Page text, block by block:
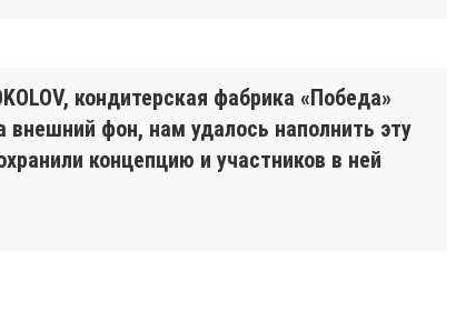
кондитерская фабрика «Победа»
внешний фон, нам удалось наполнить эту
концепцию и участников в ней